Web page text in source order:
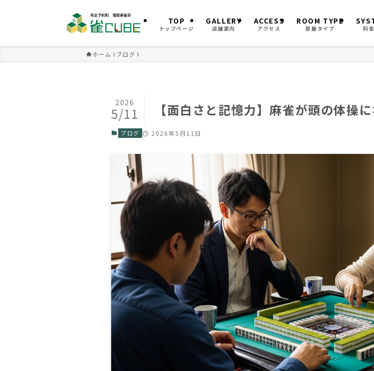
TOP
トップページ
GALLERY
店舗案内
ACCESS
アクセス
ROOM TYPE
部屋タイプ 料
ホーム ブログ
【面白さと記憶力】麻雀が頭の体操
2026
5/11
ブログ 2026年5月11日